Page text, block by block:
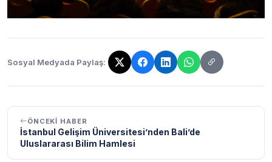
Sosyal Medyada Paylaş:
Bağlantı kopyalandı!
ÖNCEKI HABER
İstanbul Gelişim Üniversitesi’nden Bali’de
Uluslararası Bilim Hamlesi